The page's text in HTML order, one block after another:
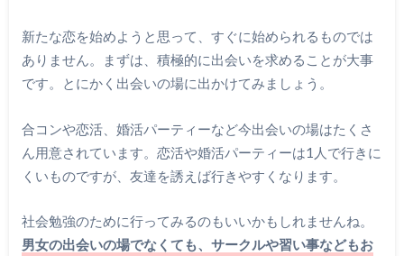
新たな恋を始めようと思って、すぐに始められるものでは
ありません。まずは、積極的に出会いを求めることが大事
です。とにかく出会いの場に出かけてみましょう。
合コンや恋活、婚活パーティーなど今出会いの場はたくさ
ん用意されています。恋活や婚活パーティーは1人で行きに
くいものですが、友達を誘えば行きやすくなります。
社会勉強のために行ってみるのもいいかもしれませんね。
男女の出会いの場でなくても、サークルや習い事などもお